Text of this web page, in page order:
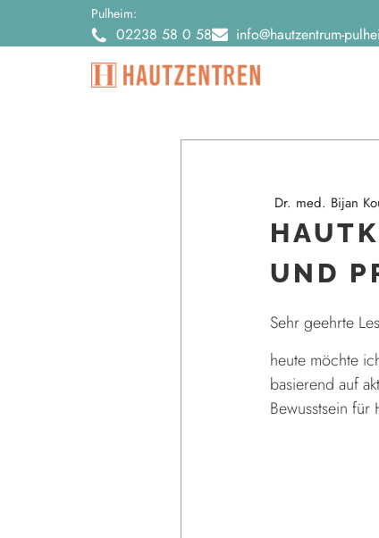
Pulheim:
02238 58 0 58 info@hautzentrum-
Dr. med. Bijan
UND
Sehr geehrte
heute möchte
basierend auf
Bewusstsein